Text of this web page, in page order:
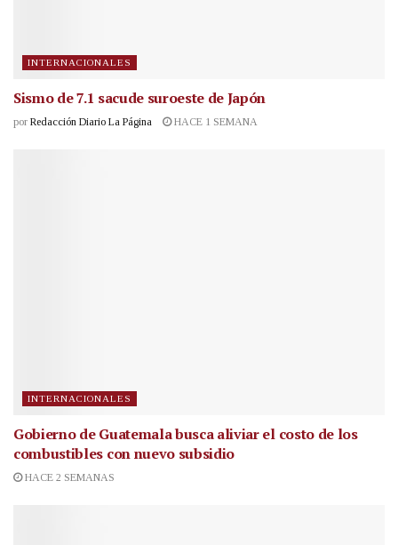
INTERNACIONALES
Sismo de 7.1 sacude suroeste de Japón
por Redacción Diario La Página HACE 1 SEMANA
INTERNACIONALES
Gobierno de Guatemala busca aliviar el costo de los
combustibles con nuevo subsidio
HACE 2 SEMANAS